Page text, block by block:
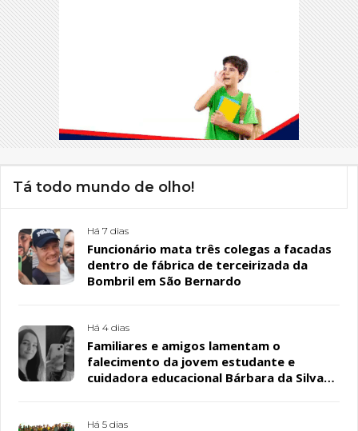
Tá todo mundo de olho!
Há 7 dias
Funcionário mata três colegas a facadas
dentro de fábrica de terceirizada da
Bombril em São Bernardo
Há 4 dias
Familiares e amigos lamentam o
falecimento da jovem estudante e
cuidadora educacional Bárbara da Silva
Há 5 dias